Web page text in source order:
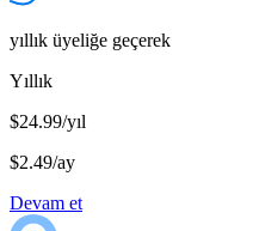
yıllık üyeliğe geçerek
Yıllık
$24.99/yıl
$2.49/ay
Devam et